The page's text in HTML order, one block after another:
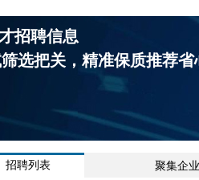
招聘信息
选把关，精准保质推荐省
招聘列表 聚集企业